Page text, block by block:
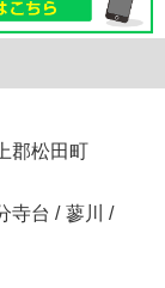
郡松田町
寺台 / 蓼川 /